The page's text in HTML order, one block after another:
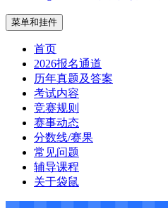
菜单和挂件
首页
2026报名通道
历年真题及答案
考试内容
竞赛规则
赛事动态
分数线/赛果
常见问题
辅导课程
关于袋鼠